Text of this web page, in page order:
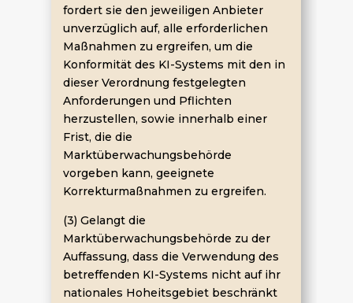
fordert sie den jeweiligen Anbieter
unverzüglich auf, alle erforderlichen
Maßnahmen zu ergreifen, um die
Konformität des KI-Systems mit den in
dieser Verordnung festgelegten
Anforderungen und Pflichten
herzustellen, sowie innerhalb einer
Frist, die die
Marktüberwachungsbehörde
vorgeben kann, geeignete
Korrekturmaßnahmen zu ergreifen.
(3) Gelangt die
Marktüberwachungsbehörde zu der
Auffassung, dass die Verwendung des
betreffenden KI-Systems nicht auf ihr
nationales Hoheitsgebiet beschränkt